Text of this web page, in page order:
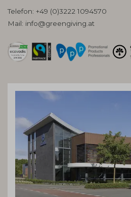
Telefon: +49 (0)3222 1094570
Mail: info@greengiving.at